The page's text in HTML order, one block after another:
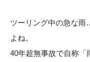
ツーリング中の急な
よね。
40年超無事故で自称「